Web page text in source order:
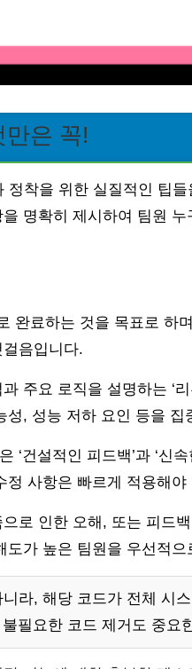
은 꼭!
정착을 위한 실질적인 팁
명확히 제시하여 팀원
완료하는 것을 목표로 하
음입니다.
주요 로직을 설명하는 ‘
성, 성능 저하 요인 등을 집
‘건설적인 피드백’과 ‘신
정 사항은 빠르게 적용해야
로 인한 오해, 또는 피드
도가 높은 팀원을 우선적
라, 해당 코드가 전체 시
필요한 코드 제거도 중요